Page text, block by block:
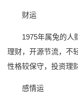
财运
1975年属兔的人
理财，开源节流，不
性格较保守，投资理
感情运